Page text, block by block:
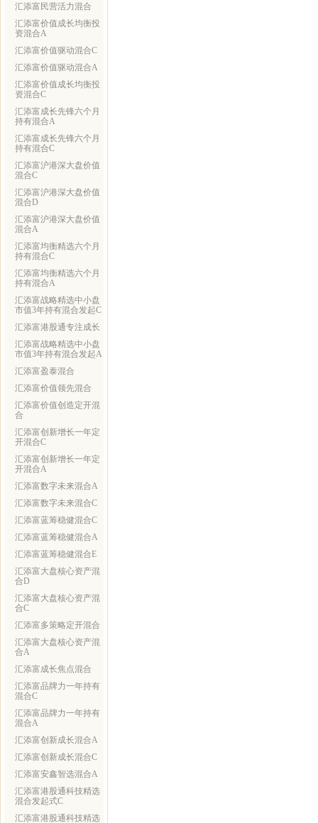
汇添富民营活力混合
汇添富价值成长均衡投
资混合A
汇添富价值驱动混合C
汇添富价值驱动混合A
汇添富价值成长均衡投
资混合C
汇添富成长先锋六个月
持有混合A
汇添富成长先锋六个月
持有混合C
汇添富沪港深大盘价值
混合C
汇添富沪港深大盘价值
混合D
汇添富沪港深大盘价值
混合A
汇添富均衡精选六个月
持有混合C
汇添富均衡精选六个月
持有混合A
汇添富战略精选中小盘
市值3年持有混合发起C
汇添富港股通专注成长
汇添富战略精选中小盘
市值3年持有混合发起A
汇添富盈泰混合
汇添富价值领先混合
汇添富价值创造定开混
合
汇添富创新增长一年定
开混合C
汇添富创新增长一年定
开混合A
汇添富数字未来混合A
汇添富数字未来混合C
汇添富蓝筹稳健混合C
汇添富蓝筹稳健混合A
汇添富蓝筹稳健混合E
汇添富大盘核心资产混
合D
汇添富大盘核心资产混
合C
汇添富多策略定开混合
汇添富大盘核心资产混
合A
汇添富成长焦点混合
汇添富品牌力一年持有
混合C
汇添富品牌力一年持有
混合A
汇添富创新成长混合A
汇添富创新成长混合C
汇添富安鑫智选混合A
汇添富港股通科技精选
混合发起式C
汇添富港股通科技精选